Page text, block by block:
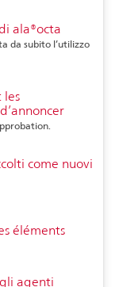
ala®octa
da subito l’utilizzo
les
come nuovi
éléments
agenti